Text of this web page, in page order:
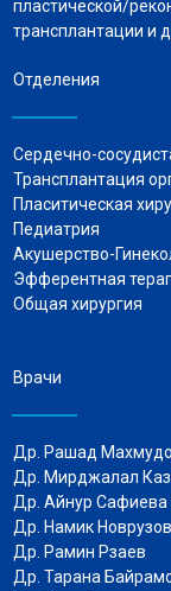
пластической/
трансплантации и
Отделения
Сердечно-
Трансплантация
Пласитическая
Педиатрия
Акушерство-
Эфферентная
Общая хирургия
Врачи
Др. Рашад
Др. Мирджалал
Др. Айнур Сафиева
Др. Намик Новрузов
Др. Рамин Рзаев
Др. Тарана